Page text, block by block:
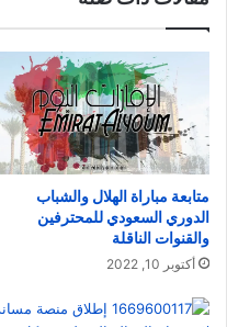
متابعة مباراة الهلال والشباب
الدوري السعودي للمحترفين
والقنوات الناقلة
أكتوبر 10, 2022